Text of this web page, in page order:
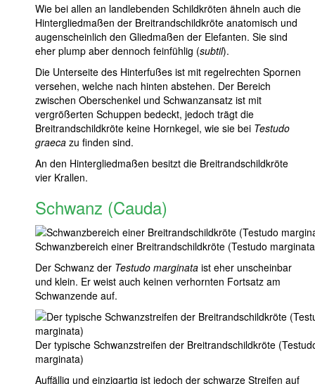
Wie bei allen an landlebenden Schildkröten ähneln auch die
Hintergliedmaßen der Breitrandschildkröte anatomisch und
augenscheinlich den Gliedmaßen der Elefanten. Sie sind
eher plump aber dennoch feinfühlig (subtil).
Die Unterseite des Hinterfußes ist mit regelrechten Spornen
versehen, welche nach hinten abstehen. Der Bereich
zwischen Oberschenkel und Schwanzansatz ist mit
vergrößerten Schuppen bedeckt, jedoch trägt die
Breitrandschildkröte keine Hornkegel, wie sie bei Testudo
graeca zu finden sind.
An den Hintergliedmaßen besitzt die Breitrandschildkröte
vier Krallen.
Schwanz (Cauda)
Schwanzbereich einer Breitrandschildkröte (Testudo
Der Schwanz der Testudo marginata ist eher unscheinbar
und klein. Er weist auch keinen verhornten Fortsatz am
Schwanzende auf.
Der typische Schwanzstreifen der Breitrandschildkröte
marginata)
Auffällig und einzigartig ist jedoch der schwarze Streifen auf